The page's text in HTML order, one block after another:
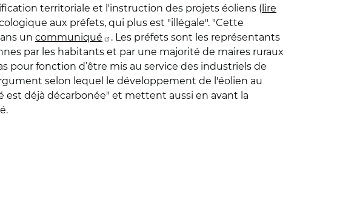
territoriale et l'instruction des projets éoliens ( lire
aux préfets, qui plus est "illégale". "Cette
un communiqué
. Les préfets sont les représentants
par les habitants et par une majorité de maires ruraux
pour fonction d’être mis au service des industriels de
selon lequel le développement de l'éolien au
déjà décarbonée" et mettent aussi en avant la